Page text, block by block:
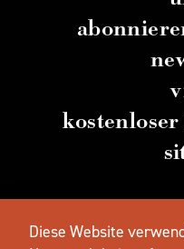
Salem, Oregon– (
Diese Website